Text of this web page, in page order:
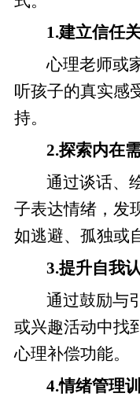
1.建立信任
心理老师或
听孩子的真实感
持。
2.探索内在
通过谈话、
子表达情绪，发
如逃避、孤独或
3.提升自我
通过鼓励与
或兴趣活动中找
心理补偿功能。
4.情绪管理